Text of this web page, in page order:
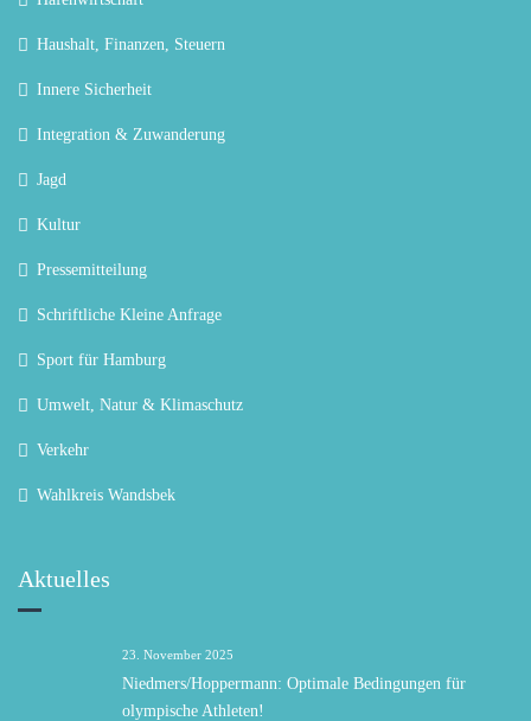
Haushalt, Finanzen, Steuern
Innere Sicherheit
Integration & Zuwanderung
Jagd
Kultur
Pressemitteilung
Schriftliche Kleine Anfrage
Sport für Hamburg
Umwelt, Natur & Klimaschutz
Verkehr
Wahlkreis Wandsbek
Aktuelles
23. November 2025
Niedmers/Hoppermann: Optimale Bedingungen für
olympische Athleten!